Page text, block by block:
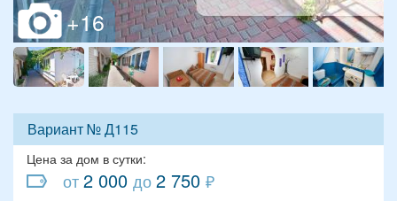
Вариант № Д115
Цена за дом в сутки:
от2 000 до2 750 ₽